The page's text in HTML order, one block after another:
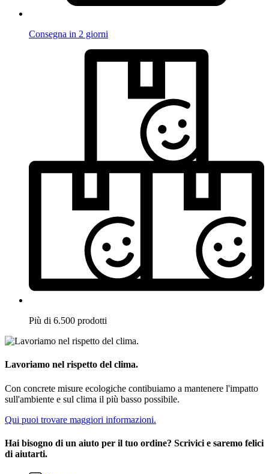
Consegna in 2 giorni
Più di 6.500 prodotti
Lavoriamo nel rispetto del clima.
Con concrete misure ecologiche contibuiamo a mantenere l'impatto
sull'ambiente e sul clima il più basso possibile.
Qui puoi trovare maggiori informazioni.
Hai bisogno di un aiuto per il tuo ordine? Scrivici e saremo felici
di aiutarti.